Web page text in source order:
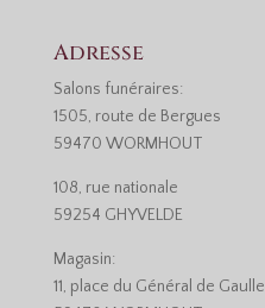
Adresse
Salons funéraires:
1505, route de Bergues
59470 WORMHOUT
108, rue nationale
59254 GHYVELDE
Magasin:
11, place du Général de Gaulle